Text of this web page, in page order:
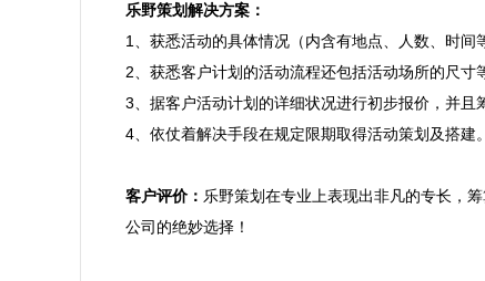
乐野策划解决方案：
1、获悉活动的具体情况（内含有地点、人数、时间
2、获悉客户计划的活动流程还包括活动场所的尺寸
3、据客户活动计划的详细状况进行初步报价，并且
4、依仗着解决手段在规定限期取得活动策划及搭建。
客户评价： 乐野策划在专业上表现出非凡的专长，
公司的绝妙选择！